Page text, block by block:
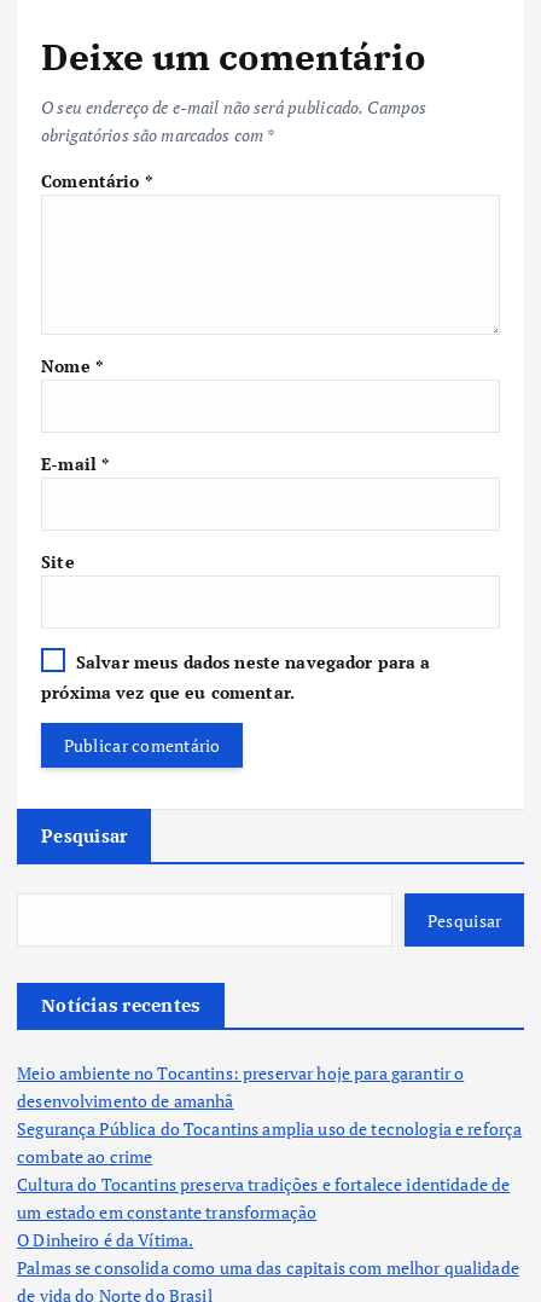
Deixe um comentário
O seu endereço de e-mail não será publicado. Campos
obrigatórios são marcados com *
Comentário *
Nome *
E-mail*
Site
Salvar meus dados neste navegador para a
próxima vez que eu comentar.
Pesquisar
Pesquisar
Notícias recentes
Meio ambiente no Tocantins: preservar hoje para garantir o
desenvolvimento de amanhã
Segurança Pública do Tocantins amplia uso de tecnologia e reforça
combate ao crime
Cultura do Tocantins preserva tradições e fortalece identidade de
um estado em constante transformação
O Dinheiro é da Vítima.
Palmas se consolida como uma das capitais com melhor qualidade
de vida do Norte do Brasil